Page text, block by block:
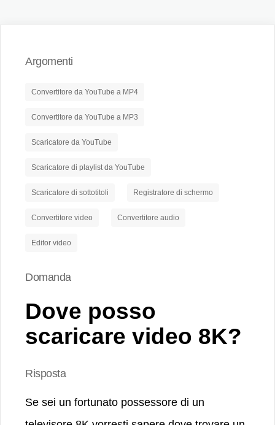
Argomenti
Convertitore da YouTube a MP4
Convertitore da YouTube a MP3
Scaricatore da YouTube
Scaricatore di playlist da YouTube
Scaricatore di sottotitoli Registratore di schermo
Convertitore video Convertitore audio
Editor video
Domanda
Dove posso
scaricare video 8K?
Risposta
Se sei un fortunato possessore di un